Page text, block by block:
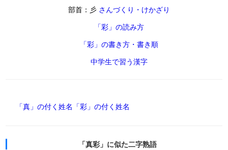
部首：彡 さんづくり・けかざり
「彩」の読み方
「彩」の書き方・書き順
中学生で習う漢字
「真」の付く姓名 「彩」の付く姓名
「真彩」に似た二字熟語